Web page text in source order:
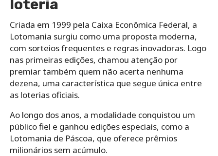
loteria
Criada em 1999 pela Caixa Econômica Federal, a
Lotomania surgiu como uma proposta moderna,
com sorteios frequentes e regras inovadoras. Logo
nas primeiras edições, chamou atenção por
premiar também quem não acerta nenhuma
dezena, uma característica que segue única entre
as loterias oficiais.
Ao longo dos anos, a modalidade conquistou um
público fiel e ganhou edições especiais, como a
Lotomania de Páscoa, que oferece prêmios
milionários sem acúmulo.